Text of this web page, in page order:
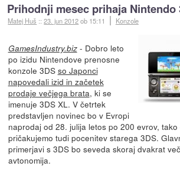
Prihodnji mesec prihaja Nintendo
Matej Huš ::23. jun 2012ob 15:11 Konzole
GamesIndustry.biz- Dobro leto
po izidu Nintendove prenosne
konzole 3DS so Japonci
napovedali izid in začetek
prodaje večjega brata, ki se
imenuje 3DS XL. V četrtek
predstavljen novinec bo v Evropi
naprodaj od 28. julija letos po 200 evrov,
pričakujemo tudi pocenitev starega 3DS.
primerjavi s 3DS bo seveda skoraj dvakrat
avtonomija.